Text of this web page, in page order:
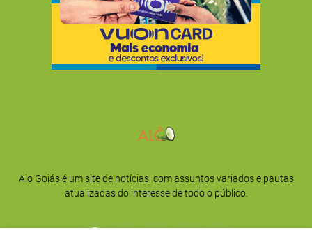
Alo Goiás é um site de notícias, com assuntos variados e pautas
atualizadas do interesse de todo o público.